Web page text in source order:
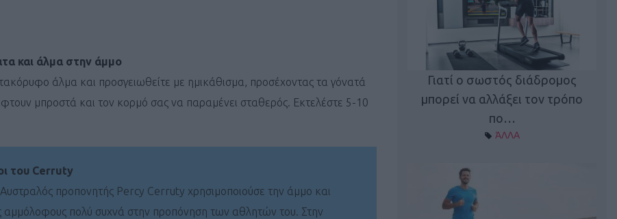
και άλμα στην άμμο
άλμα και προσγειωθείτε με ημικάθισμα, προσέχοντας τα γόνατά
μπροστά και τον κορμό σας να παραμένει σταθερός. Εκτελέστε 5-10
του Cerruty
προπονητής Percy Cerruty χρησιμοποιούσε την άμμο και
αμμόλοφους πολύ συχνά στην προπόνηση των αθλητών του. Στην
Καφές και καφεΐνη
Γιατί ο σωστός διάδρομος
μπορεί να αλλάξει τον τρόπο
πο…
ΆΛΛΑ